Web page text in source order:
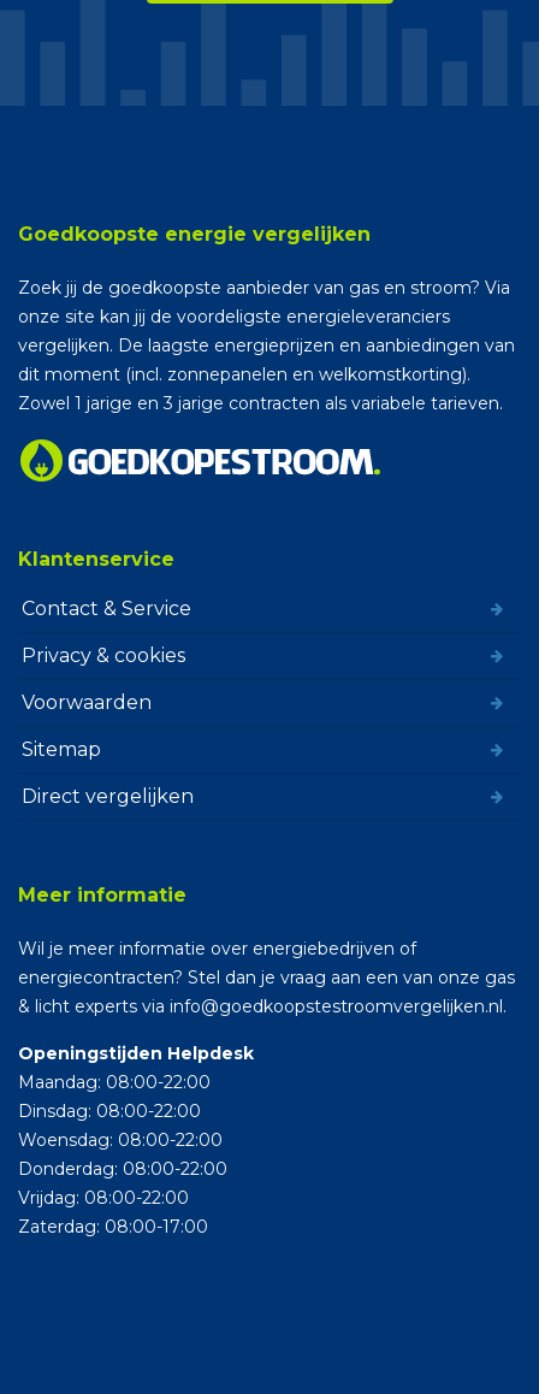
Goedkoopste energie vergelijken
Zoek jij de goedkoopste aanbieder van gas en stroom? Via
onze site kan jij de voordeligste energieleveranciers
vergelijken. De laagste energieprijzen en aanbiedingen van
dit moment (incl. zonnepanelen en welkomstkorting).
Zowel 1 jarige en 3 jarige contracten als variabele tarieven.
Klantenservice
Contact & Service
Privacy & cookies
Voorwaarden
Sitemap
Direct vergelijken
Meer informatie
Wil je meer informatie over energiebedrijven of
energiecontracten? Stel dan je vraag aan een van onze gas
& licht experts via info@goedkoopstestroomvergelijken.nl.
Openingstijden Helpdesk
Maandag: 08:00-22:00
Dinsdag: 08:00-22:00
Woensdag: 08:00-22:00
Donderdag: 08:00-22:00
Vrijdag: 08:00-22:00
Zaterdag: 08:00-17:00